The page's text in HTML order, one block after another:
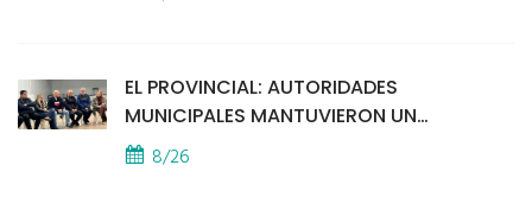
EL PROVINCIAL: AUTORIDADES
MUNICIPALES MANTUVIERON UN
ENCUENTRO CON VECINOS POR LA
SEGURIDAD
8/26